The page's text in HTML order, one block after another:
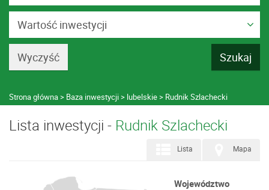
Wartość inwestycji
Strona główna Baza inwestycji lubelskie Rudnik Szlachecki
Lista inwestycji - Rudnik Szlachecki
Mapa
Lista
Województwo